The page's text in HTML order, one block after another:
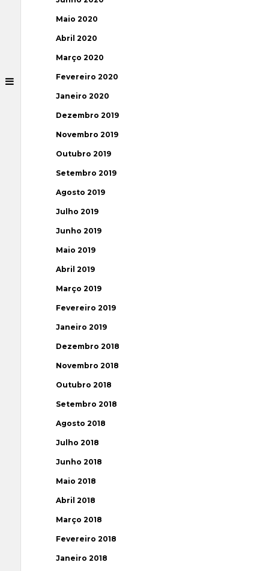
Maio 2020
Abril 2020
Março 2020
Fevereiro 2020
Janeiro 2020
Dezembro 2019
Novembro 2019
Outubro 2019
Setembro 2019
Agosto 2019
Julho 2019
Junho 2019
Maio 2019
Abril 2019
Março 2019
Fevereiro 2019
Janeiro 2019
Dezembro 2018
Novembro 2018
Outubro 2018
Setembro 2018
Agosto 2018
Julho 2018
Junho 2018
Maio 2018
Abril 2018
Março 2018
Fevereiro 2018
Janeiro 2018